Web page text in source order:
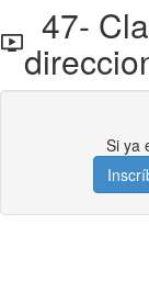
47-
Si ya